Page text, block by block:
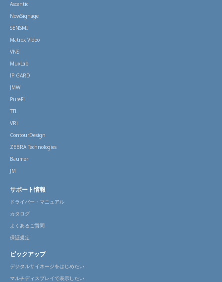
Ascentic
NowSignage
SENSMI
Matrox Video
VNS
MuxLab
IP GARD
JMW
PureFi
TTL
VRi
ContourDesign
ZEBRA Technologies
Baumer
JM
サポート情報
ドライバー・マニュアル
カタログ
よくあるご質問
保証規定
ピックアップ
デジタルサイネージをはじめたい
マルチディスプレイで表示したい